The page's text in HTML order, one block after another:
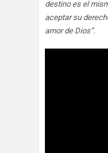
destino es el
aceptar su
amor de Dios”.